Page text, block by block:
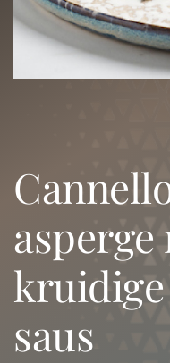
cannelloni van
asperge
saus